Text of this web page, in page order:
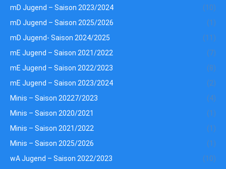
mD Jugend – Saison 2023/2024
(10)
mD Jugend – Saison 2025/2026
(1)
mD Jugend- Saison 2024/2025
(11)
mE Jugend – Saison 2021/2022
(7)
mE Jugend – Saison 2022/2023
(8)
mE Jugend – Saison 2023/2024
(2)
Minis – Saison 20227/2023
(4)
Minis – Saison 2020/2021
(1)
Minis – Saison 2021/2022
(1)
Minis – Saison 2025/2026
(1)
wA Jugend – Saison 2022/2023
(10)